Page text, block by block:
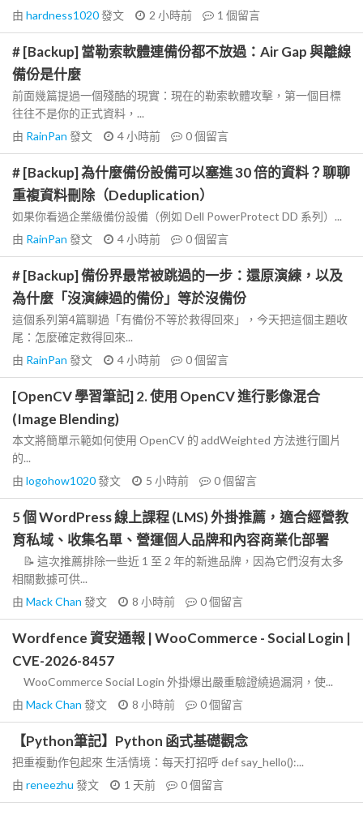
由 hardness1020發文 2 小時前 1 個留言
# [Backup] 當勒索軟體連備份都不放過：Air Gap 與離線
備份是什麼
前面幾篇提過一個殘酷的現實：現在的勒索軟體攻擊，第一個目標
往往不是你的正式資料，...
由 RainPan 發文 4 小時前 0個留言
# [Backup] 為什麼備份設備可以塞進 30 倍的資料？聊聊
重複資料刪除（Deduplication）
如果你看過企業級備份設備（例如 Dell PowerProtect DD 系列）...
由 RainPan 發文 4 小時前 0個留言
# [Backup] 備份界最常被跳過的一步：還原演練，以及
為什麼「沒演練過的備份」等於沒備份
這個系列第4篇聊過「有備份不等於救得回來」，今天把這個主題收
尾：怎麼確定救得回來...
由 RainPan 發文 4 小時前 0個留言
[OpenCV 學習筆記] 2. 使用 OpenCV 進行影像混合
(Image Blending)
本文將簡單示範如何使用 OpenCV 的 addWeighted 方法進行圖片
的...
由 logohow1020發文 5 小時前 0個留言
5 個 WordPress 線上課程 (LMS) 外掛推薦，適合經營教
育私域、收集名單、營運個人品牌和內容商業化部署
📝 這次推薦排除一些近 1 至 2 年的新進品牌，因為它們沒有太多
相關數據可供...
由 Mack Chan 發文 8 小時前 0個留言
Wordfence 資安通報 | WooCommerce - Social Login |
CVE-2026-8457
WooCommerce Social Login 外掛爆出嚴重驗證繞過漏洞，使...
由 Mack Chan 發文 8 小時前 0個留言
【Python筆記】Python 函式基礎觀念
把重複動作包起來 生活情境：每天打招呼 def say_hello():...
由 reneezhu 發文 1 天前 0個留言